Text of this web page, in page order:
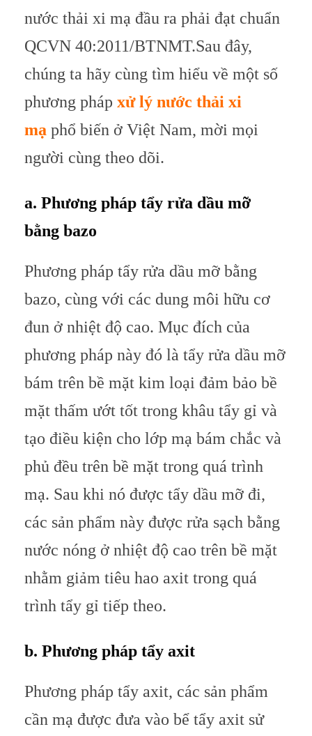
nước thải xi mạ đầu ra phải đạt chuẩn
QCVN 40:2011/BTNMT.Sau đây,
chúng ta hãy cùng tìm hiểu về một số
phương pháp xử lý nước thải xi
mạ phổ biến ở Việt Nam, mời mọi
người cùng theo dõi.
a. Phương pháp tẩy rửa dầu mỡ
bằng bazo
Phương pháp tẩy rửa dầu mỡ bằng
bazo, cùng với các dung môi hữu cơ
đun ở nhiệt độ cao. Mục đích của
phương pháp này đó là tẩy rửa dầu mỡ
bám trên bề mặt kim loại đảm bảo bề
mặt thấm ướt tốt trong khâu tẩy gỉ và
tạo điều kiện cho lớp mạ bám chắc và
phủ đều trên bề mặt trong quá trình
mạ. Sau khi nó được tẩy dầu mỡ đi,
các sản phẩm này được rửa sạch bằng
nước nóng ở nhiệt độ cao trên bề mặt
nhằm giảm tiêu hao axit trong quá
trình tẩy gỉ tiếp theo.
b. Phương pháp tẩy axit
Phương pháp tẩy axit, các sản phẩm
cần mạ được đưa vào bể tẩy axit sử